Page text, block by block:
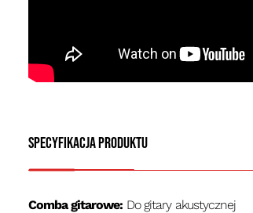
Specyfikacja produktu
Comba gitarowe: Do gitary akustycznej